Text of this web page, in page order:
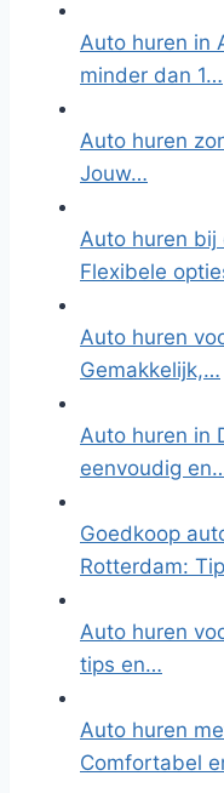
Auto huren in
minder dan 1…
Auto huren
Jouw…
Auto huren bij
Flexibele
Auto huren
Gemakkelijk,…
Auto huren in
eenvoudig
Goedkoop
Rotterdam:
Auto huren
tips en…
Auto huren
Comfortabel